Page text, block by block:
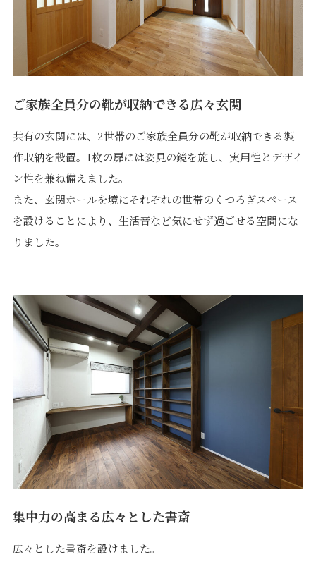
ご家族全員分の靴が収納できる広々玄関
共有の玄関には、2世帯のご家族全員分の靴が収納できる製
作収納を設置。1枚の扉には姿見の鏡を施し、実用性とデザイ
ン性を兼ね備えました。
また、玄関ホールを境にそれぞれの世帯のくつろぎスペース
を設けることにより、生活音など気にせず過ごせる空間にな
りました。
集中力の高まる広々とした書斎
広々とした書斎を設けました。